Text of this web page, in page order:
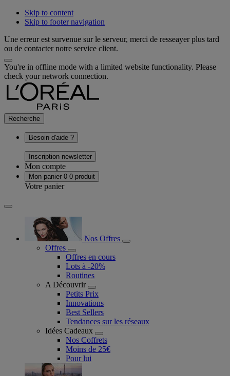
Skip to content
Skip to footer navigation
Une erreur est survenue sur le serveur, merci de resseayer plus tard
ou de contacter notre service client.
You're in offline mode with a limited website functionality. Please
check your network connection.
Recherche
Besoin d'aide ?
Inscription newsletter
Mon compte
Mon panier 0 0 produit
Votre panier
Nos Offres
Offres
Offres en cours
Lots à -20%
Routines
A Découvrir
Petits Prix
Innovations
Best Sellers
Tendances sur les réseaux
Idées Cadeaux
Nos Coffrets
Moins de 25€
Pour lui